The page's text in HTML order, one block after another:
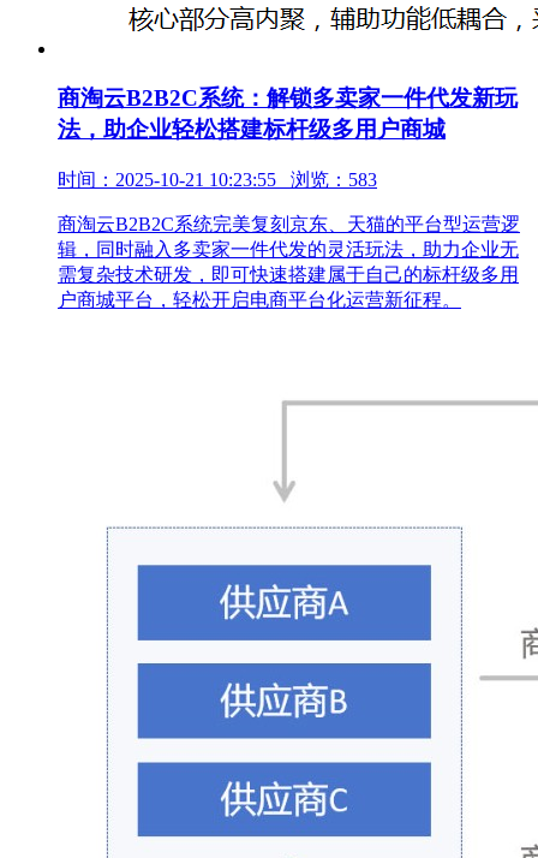
商淘云B2B2C系统：解锁多卖家一件代发新玩
法，助企业轻松搭建标杆级多用户商城
时间：2025-10-21 10:23:55 浏览：583
商淘云B2B2C系统完美复刻京东、天猫的平台型运营逻
辑，同时融入多卖家一件代发的灵活玩法，助力企业无
需复杂技术研发，即可快速搭建属于自己的标杆级多用
户商城平台，轻松开启电商平台化运营新征程。